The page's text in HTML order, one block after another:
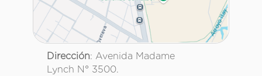
Dirección: Avenida Madame
Lynch N° 3500.